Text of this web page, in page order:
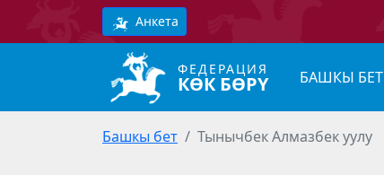
Анкета
ФЕДЕРАЦИЯ
КӨК БӨРҮ БАШКЫ БЕТ
Башкы бет Тынычбек Алмазбек уулу